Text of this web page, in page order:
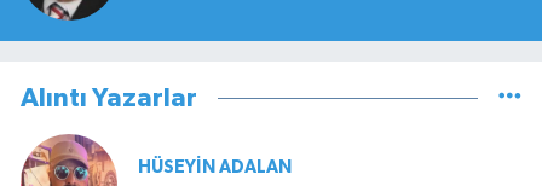
Alıntı Yazarlar
HÜSEYIN ADALAN